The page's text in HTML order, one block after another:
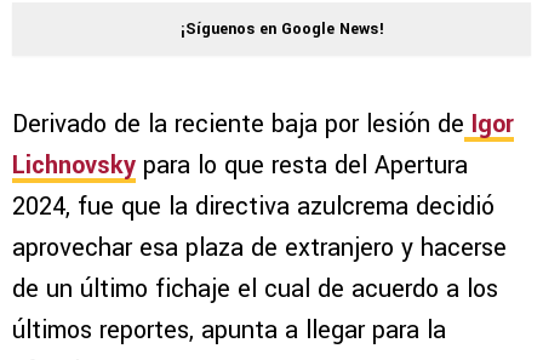
¡Síguenos en Google News!
Derivado de la reciente baja por lesión de Igor
Lichnovsky para lo que resta del Apertura
2024, fue que la directiva azulcrema decidió
aprovechar esa plaza de extranjero y hacerse
de un último fichaje el cual de acuerdo a los
últimos reportes, apunta a llegar para la